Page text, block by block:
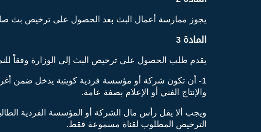
يجوز ممارسة أعمال البث بعد الحصول على ترخيص بث
المادة 3
يقدم طلب الحصول على ترخيص البث إلى الوزارة وفقاً
1- أن تكون شركة أو مؤسسة فردية كويتية يدخل ضمن
والإنتاج الفني أو الإعلام بصفة عامة.
ويجب ألا يقل رأس مال الشركة أو المؤسسة الفردية
الترخيص المطلوب لقناة مسموعة فقط.